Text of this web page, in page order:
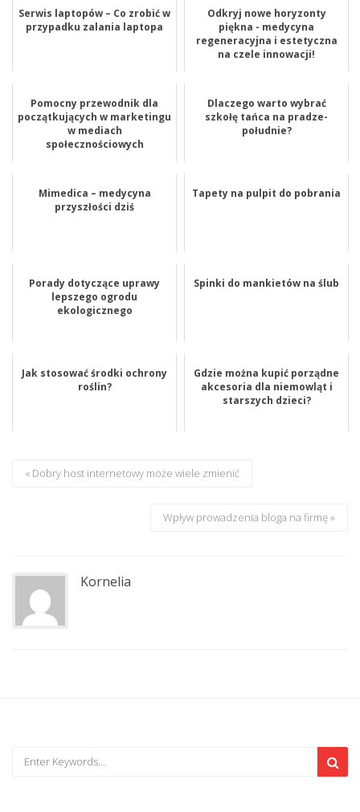
Serwis laptopów – Co zrobić w
przypadku zalania laptopa
Odkryj nowe horyzonty
piękna - medycyna
regeneracyjna i estetyczna
na czele innowacji!
Pomocny przewodnik dla
początkujących w marketingu
w mediach
społecznościowych
Dlaczego warto wybrać
szkołę tańca na pradze-
południe?
Mimedica – medycyna
przyszłości dziś
Tapety na pulpit do pobrania
Porady dotyczące uprawy
lepszego ogrodu
ekologicznego
Spinki do mankietów na ślub
Jak stosować środki ochrony
roślin?
Gdzie można kupić porządne
akcesoria dla niemowląt i
starszych dzieci?
« Dobry host internetowy może wiele zmienić
Wpływ prowadzenia bloga na firmę »
Kornelia